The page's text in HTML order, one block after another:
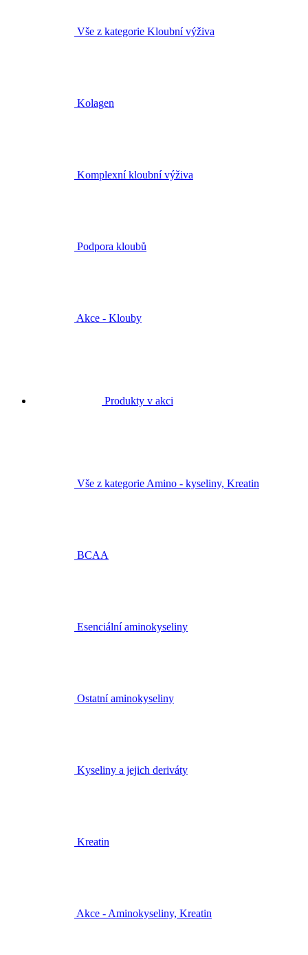
Vše z kategorie Kloubní výživa
Kolagen
Komplexní kloubní výživa
Podpora kloubů
Akce - Klouby
Produkty v akci
Vše z kategorie Amino - kyseliny, Kreatin
BCAA
Esenciální aminokyseliny
Ostatní aminokyseliny
Kyseliny a jejich deriváty
Kreatin
Akce - Aminokyseliny, Kreatin